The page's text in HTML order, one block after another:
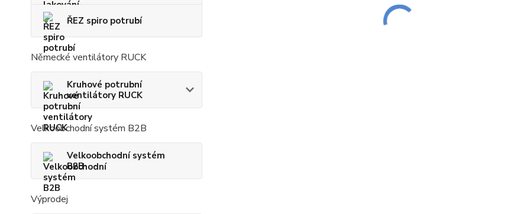
ŘEZ spiro potrubí
Německé ventilátory RUCK
Kruhové potrubní
ventilátory RUCK
Velkoobchodní systém B2B
Velkoobchodní systém
B2B
Výprodej